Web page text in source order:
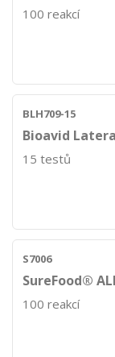
100 reakcí
BLH709-15
Bioavid
15 testů
S7006
SureFood®
100 reakcí